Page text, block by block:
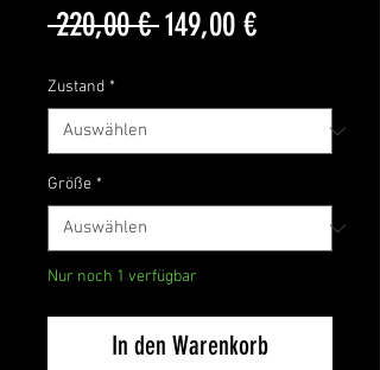
220,00 € Standardpreis
149,00 €Sale-
Zustand *
Größe *
Nur noch 1 verfügbar
In den Warenkorb